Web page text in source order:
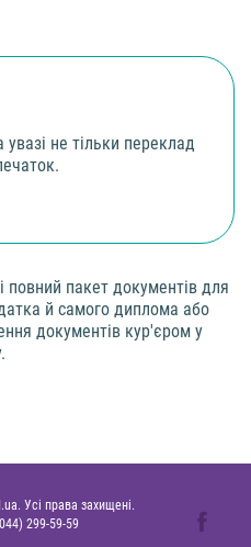
не тільки переклад
повний пакет документів для
й самого диплома або
документів кур'єром у
Усі права захищені.
299-59-59